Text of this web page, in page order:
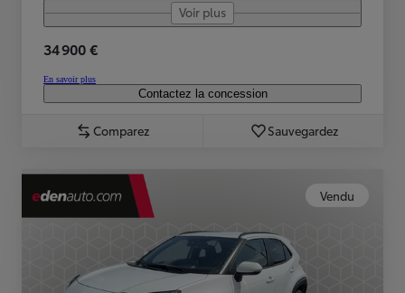
Voir plus
34 900 €
En savoir plus
Contactez la concession
Comparez Sauvegardez
Vendu